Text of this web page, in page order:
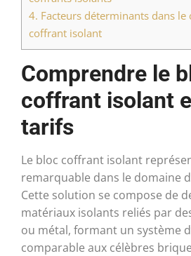
4. Facteurs déterminants dans le
coffrant isolant
Comprendre le
coffrant isolant
tarifs
Le bloc coffrant isolant
remarquable dans le domaine
Cette solution se compose de
matériaux isolants reliés par
ou métal, formant un système
comparable aux célèbres